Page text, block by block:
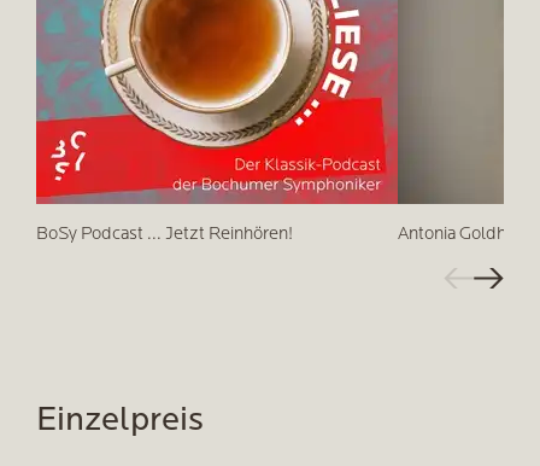
BoSy Podcast ... Jetzt Reinhören! Antonia
Einzelpreis